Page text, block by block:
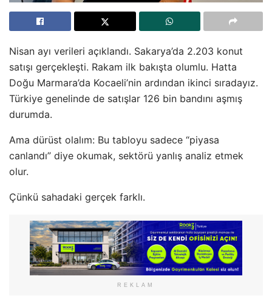
Nisan ayı verileri açıklandı. Sakarya’da 2.203 konut
satışı gerçekleşti. Rakam ilk bakışta olumlu. Hatta
Doğu Marmara’da Kocaeli’nin ardından ikinci sıradayız.
Türkiye genelinde de satışlar 126 bin bandını aşmış
durumda.
Ama dürüst olalım: Bu tabloyu sadece “piyasa
canlandı” diye okumak, sektörü yanlış analiz etmek
olur.
Çünkü sahadaki gerçek farklı.
REKLAM